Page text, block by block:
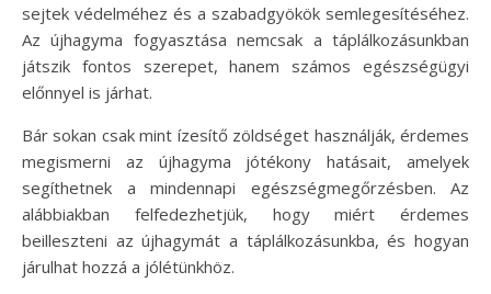
sejtek védelméhez és a szabadgyökök semlegesítéséhez.
Az újhagyma fogyasztása nemcsak a táplálkozásunkban
játszik fontos szerepet, hanem számos egészségügyi
előnnyel is járhat.
Bár sokan csak mint ízesítő zöldséget használják, érdemes
megismerni az újhagyma jótékony hatásait, amelyek
segíthetnek a mindennapi egészségmegőrzésben. Az
alábbiakban felfedezhetjük, hogy miért érdemes
beilleszteni az újhagymát a táplálkozásunkba, és hogyan
járulhat hozzá a jólétünkhöz.